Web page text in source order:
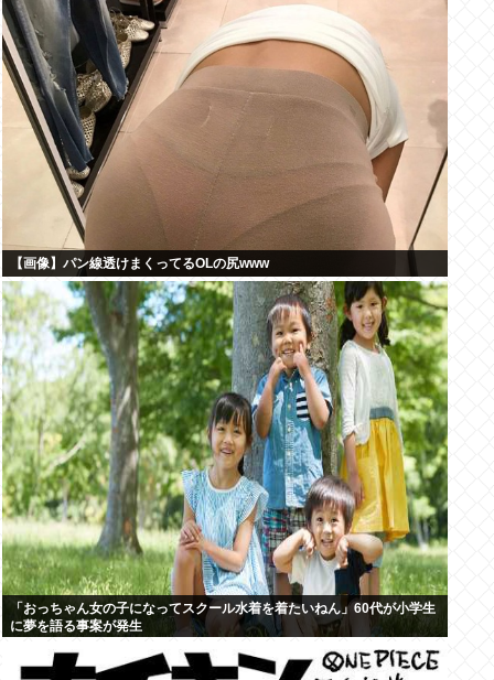
【画像】パン線透けまくってるOLの尻www
「おっちゃん女の子になってスクール水着を着たいねん」60代が小学生
に夢を語る事案が発生